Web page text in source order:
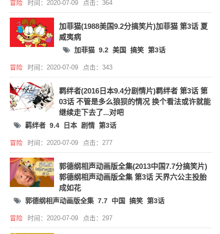
冒险 时间：2020-07-09 点击：364
加菲猫(1988美国9.2分搞笑片)加菲猫 第3话 夏
威夷病
加菲猫 9.2 美国 搞笑 第3话
冒险 时间：2020-07-09 点击：343
羁绊者(2016日本9.4分剧情片)羁绊者 第3话 第
03话 不管是多么狼狈的情况 换个看法或许就能
继续走下去了...对吧
羁绊者 9.4 日本 剧情 第3话
冒险 时间：2020-07-09 点击：277
郭德纲相声动画版全集(2013中国7.7分搞笑片)
郭德纲相声动画版全集 第3话 天界六公主投胎
成如花
郭德纲相声动画版全集 7.7 中国 搞笑 第3话
冒险 时间：2020-07-09 点击：297